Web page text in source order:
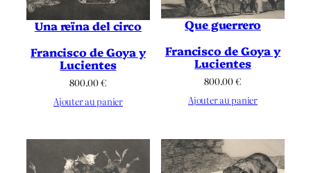
Una reïna del circo
Francisco de Goya y
Lucientes
800.00€
Ajouter au panier
Que guerrero
Francisco de Goya y
Lucientes
800.00€
Ajouter au panier